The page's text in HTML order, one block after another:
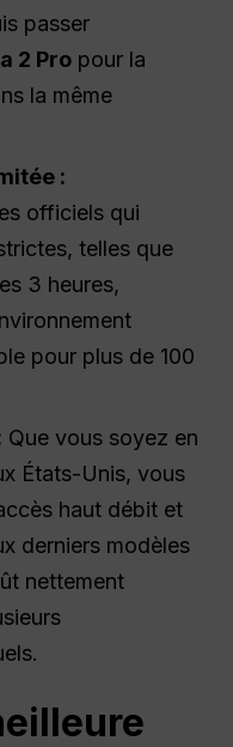
passer
2 Pro pour la
la même
:
officiels qui
telles que
3 heures,
pour plus de 100
Que vous soyez en
États-Unis, vous
haut débit et
derniers modèles
nettement